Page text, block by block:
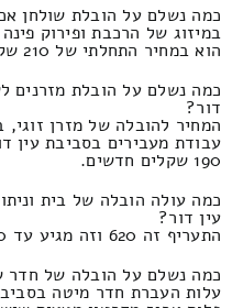
כמה נשלם על הובלת שולחן
במיזוג של הרכבת ופירוק
הוא במחיר התחלתי של 210 שקל חדש.
כמה נשלם על הובלת מזרנים
דור?
המחיר להובלה של מזרן
190 שקלים חדשים.
כמה עולה הובלה של בית
עין דור?
התעריף זה 620 וזה מגיע עד 270 שקל חדש.
כמה נשלם על הובלה של חדר
עלות העברת חדר מיטה